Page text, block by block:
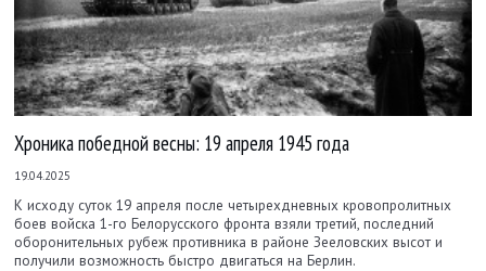
Хроника победной весны: 19 апреля 1945 года
19.04.2025
К исходу суток 19 апреля после четырехдневных кровопролитных
боев войска 1-го Белорусского фронта взяли третий, последний
оборонительных рубеж противника в районе Зееловских высот и
получили возможность быстро двигаться на Берлин.